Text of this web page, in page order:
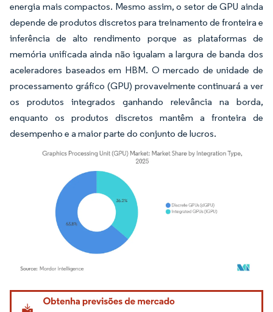
energia mais compactos. Mesmo assim, o setor de GPU ainda
depende de produtos discretos para treinamento de fronteira e
inferência de alto rendimento porque as plataformas de
memória unificada ainda não igualam a largura de banda dos
aceleradores baseados em HBM. O mercado de unidade de
processamento gráfico (GPU) provavelmente continuará a ver
os produtos integrados ganhando relevância na borda,
enquanto os produtos discretos mantêm a fronteira de
desempenho e a maior parte do conjunto de lucros.
Imagem © Mordor Intelligence. O reuso requer atribuição conforme CC BY 4.0.